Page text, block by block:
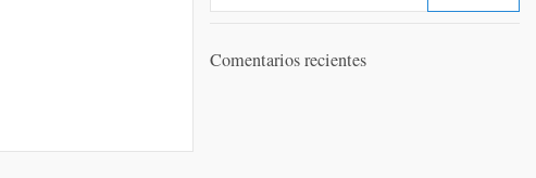
Comentarios recientes